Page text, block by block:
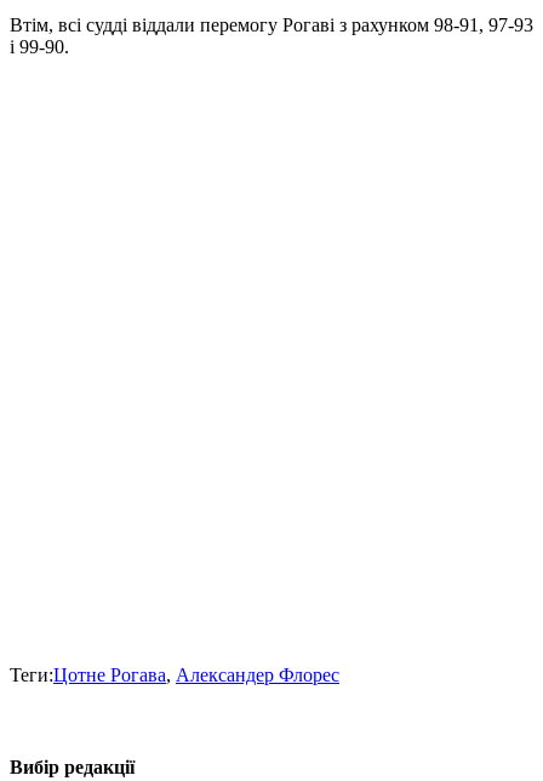
Втім, всі судді віддали перемогу Рогаві з рахунком 98-91, 97-93
і 99-90.
Теги:Цотне Рогава, Александер Флорес
Вибір редакції